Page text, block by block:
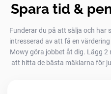
Spara tid &
Funderar du på att sälja och har
intresserad av att få en
Mowy göra jobbet åt dig. Lägg 2
att hitta de bästa mäklarna för